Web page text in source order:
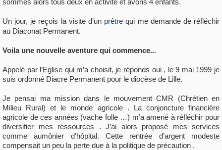
Un jour, je reçois la visite d’un prêtre qui me demande de réfléchir
au Diaconat Permanent.
Voila une nouvelle aventure qui commence...
Appelé par l’Eglise qui m’a choisit, je réponds oui , le 9 mai 1999 je
suis ordonné Diacre Permanent pour le diocèse de Lille.
Je pensai ma mission dans le mouvement CMR (Chrétien en
Milieu Rural) et le monde agricole . La conjoncture financière
agricole de ces années (vache folle …) m’a amené à réfléchir pour
diversifier mes ressources . J’ai alors proposé mes services
comme aumônier d’hôpital. Cette rentrée d’argent modeste
compensait un peu la perte due à la politique de précaution .